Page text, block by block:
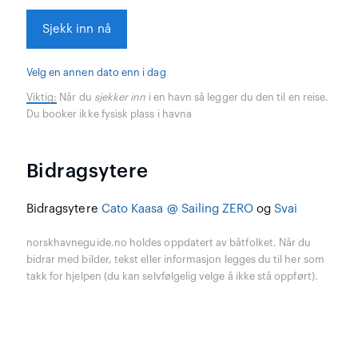
Sjekk inn nå
Velg en annen dato enn i dag
Viktig: Når du sjekker inn i en havn så legger du den til en reise.
Du booker ikke fysisk plass i havna
Bidragsytere
Bidragsytere Cato Kaasa @ Sailing ZEROog Svai
norskhavneguide.no holdes oppdatert av båtfolket. Når du
bidrar med bilder, tekst eller informasjon legges du til her som
takk for hjelpen (du kan selvfølgelig velge å ikke stå oppført).